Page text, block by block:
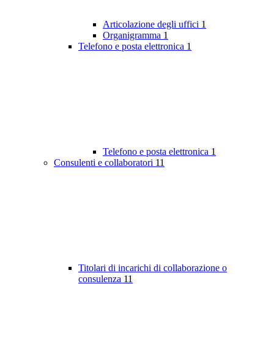
Articolazione degli uffici 1
Organigramma 1
Telefono e posta elettronica 1
Telefono e posta elettronica 1
Consulenti e collaboratori 11
Titolari di incarichi di collaborazione o
consulenza 11